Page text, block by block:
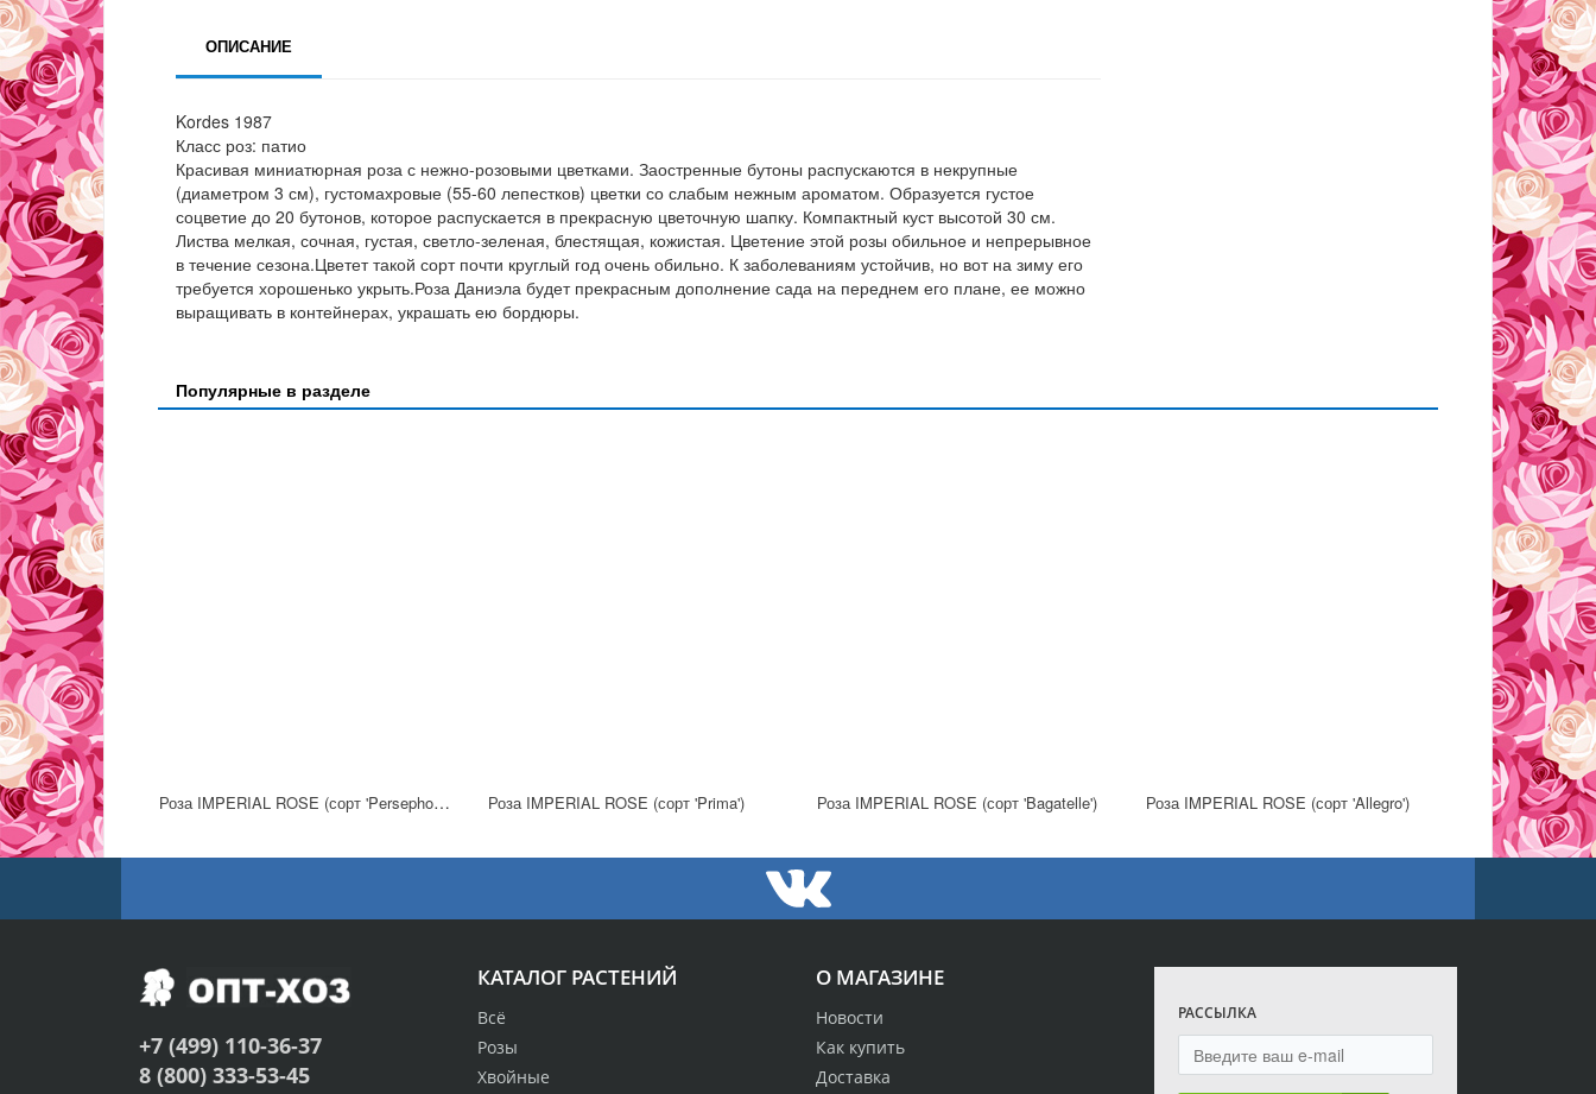
ОПИСАНИЕ
Kordes 1987
Класс роз: патио
Красивая миниатюрная роза с нежно-розовыми цветками. Заостренные бутоны распускаются в некрупные
(диаметром 3 см), густомахровые (55-60 лепестков) цветки со слабым нежным ароматом. Образуется густое
соцветие до 20 бутонов, которое распускается в прекрасную цветочную шапку. Компактный куст высотой 30 см.
Листва мелкая, сочная, густая, светло-зеленая, блестящая, кожистая. Цветение этой розы обильное и непрерывное
в течение сезона.Цветет такой сорт почти круглый год очень обильно. К заболеваниям устойчив, но вот на зиму его
требуется хорошенько укрыть.Роза Даниэла будет прекрасным дополнение сада на переднем его плане, ее можно
выращивать в контейнерах, украшать ею бордюры.
Популярные в разделе
Роза IMPERIAL ROSE (сорт 'Persephony') Роза IMPERIAL ROSE (сорт 'Prima') Роза IMPERIAL ROSE (сорт 'Bagatelle') Роза IMPERIAL ROSE (сорт 'Allegro')
О МАГАЗИНЕ
Новости
Как купить
Доставка
КАТАЛОГ РАСТЕНИЙ
Всё
Розы
Хвойные
РАССЫЛКА
+7 (499) 110-36-37
8 (800) 333-53-45